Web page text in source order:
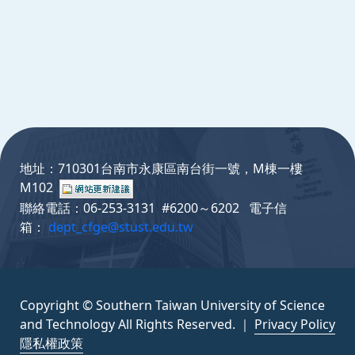
地址：710301台南市永康區南台街一號，M棟一樓
M102
聯絡電話：06-253-3131 #6200～6202 電子信
箱： dept_cfge@stust.edu.tw
Copyright © Southern Taiwan University of Science
and Technology All Rights Reserved. ｜ Privacy Policy
隱私權政策